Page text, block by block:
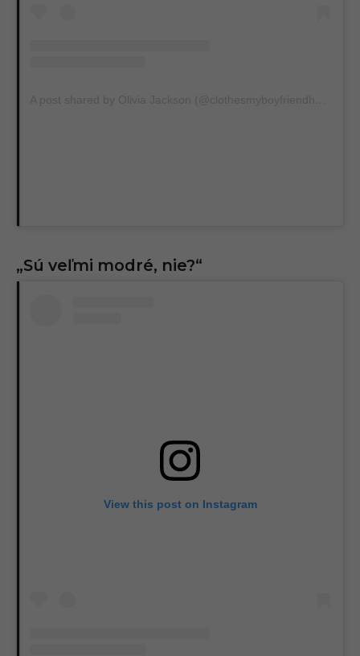
„Sú veľmi modré, nie?“
View this post on Instagram